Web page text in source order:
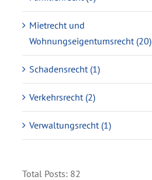
Mietrecht und
Wohnungseigentumsrecht (20)
Schadensrecht (1)
Verkehrsrecht (2)
Verwaltungsrecht (1)
Total Posts: 82